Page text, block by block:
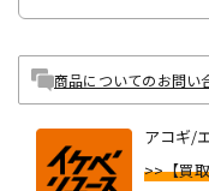
商品についてのお問い
アコギ/
>>【買